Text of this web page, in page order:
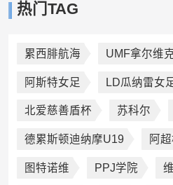
热门TAG
累西腓航海 UMF拿尔维
阿斯特女足 LD瓜纳雷女
北爱慈善盾杯 苏科尔
德累斯顿迪纳摩U19 阿
图特诺维 PPJ学院